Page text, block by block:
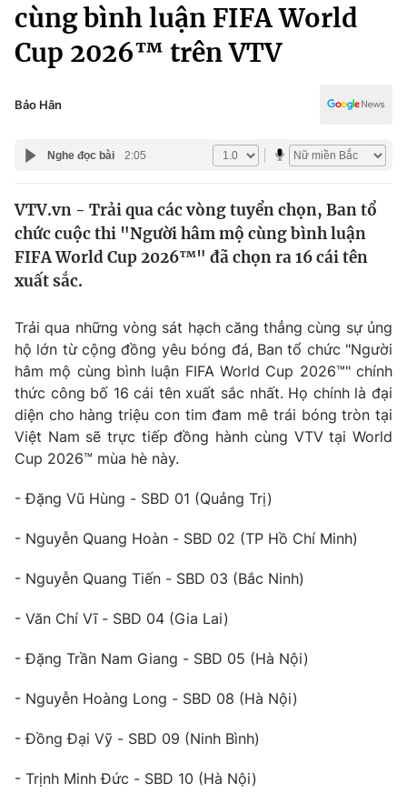
Chính trị
Xã hội
Pháp luật
Y tế
Thế giới
Tin tức
Thế giới đó đây
Câu chuyện quốc tế
Kinh tế
Thị trường
Góc doanh nghiệp
Dữ liệu và đời sống
Truyền hình
Phim VTV
Hậu trường
Giải trí
Điện ảnh
Âm nhạc
Sao
Chất lượng cuộc sống
Giáo dục
Tuyển sinh
Công nghệ
Hitech Công nghệ tương lai
Sản phẩm
Thị trường
Tư vấn
Lịch phát sóng
Emagazine Podcast
Truyền hình
Văn hóa - Giải trí
cùng bình luận FIFA World
Cup 2026™ trên VTV
Bảo Hân
Nghe đọc bài 2:05
VTV.vn - Trải qua các vòng tuyển chọn, Ban tổ
chức cuộc thi "Người hâm mộ cùng bình luận
FIFA World Cup 2026™" đã chọn ra 16 cái tên
xuất sắc.
Trải qua những vòng sát hạch căng thẳng cùng sự ủng
hộ lớn từ cộng đồng yêu bóng đá, Ban tổ chức "Người
hâm mộ cùng bình luận FIFA World Cup 2026™" chính
thức công bố 16 cái tên xuất sắc nhất. Họ chính là đại
diện cho hàng triệu con tim đam mê trái bóng tròn tại
Việt Nam sẽ trực tiếp đồng hành cùng VTV tại World
Cup 2026™ mùa hè này.
- Đặng Vũ Hùng - SBD 01 (Quảng Trị)
- Nguyễn Quang Hoàn - SBD 02 (TP Hồ Chí Minh)
- Nguyễn Quang Tiến - SBD 03 (Bắc Ninh)
- Văn Chí Vĩ - SBD 04 (Gia Lai)
- Đặng Trần Nam Giang - SBD 05 (Hà Nội)
- Nguyễn Hoàng Long - SBD 08 (Hà Nội)
- Đồng Đại Vỹ - SBD 09 (Ninh Bình)
- Trịnh Minh Đức - SBD 10 (Hà Nội)